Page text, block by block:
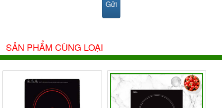
SẢN PHẨM CÙNG LOẠI